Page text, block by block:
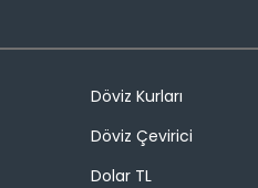
Döviz Kurları
Döviz Çevirici
Dolar TL